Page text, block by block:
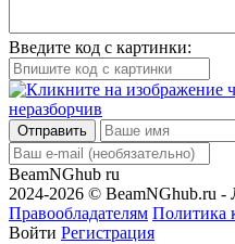
Введите код с картинки:
Отправить
BeamNGhub ru
2024-2026 © BeamNGhub.ru
Правообладателям Политика
Войти Регистрация